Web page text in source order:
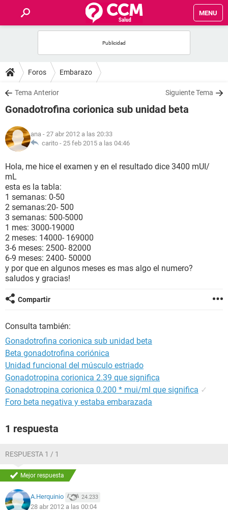
MENU
FOROS
SALUD
NUTRICIÓN
BIENESTAR
SEXUALIDAD
GLOSARIO
Foros Embarazo
Tema Anterior Siguiente Tema
Gonadotrofina corionica sub unidad beta
ana - 27 abr 2012 a las 20:33
carito - 25 feb 2015 a las 04:46
Hola, me hice el examen y en el resultado dice 3400 mUI/
mL
esta es la tabla:
1 semanas: 0-50
2 semanas:20- 500
3 semanas: 500-5000
1 mes: 3000-19000
2 meses: 14000- 169000
3-6 meses: 2500- 82000
6-9 meses: 2400- 50000
y por que en algunos meses es mas algo el numero?
saludos y gracias!
Compartir
Consulta también:
Gonadotrofina corionica sub unidad beta
Beta gonadotrofina coriónica
Unidad funcional del músculo estriado
Gonadotropina corionica 2.39 que significa
Gonadotropina corionica 0.200 * mui/ml que significa ✓
Foro beta negativa y estaba embarazada
1 respuesta
RESPUESTA 1 / 1
Mejor respuesta
A.Herquinio 24.233
28 abr 2012 a las 00:04